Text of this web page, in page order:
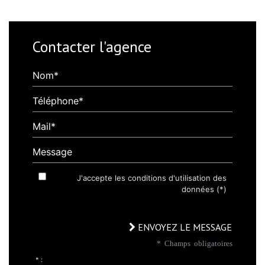
Contacter l'agence
Nom*
Téléphone*
Mail*
Message
J'accepte les conditions d'utilisation des
données (*)
ENVOYEZ LE MESSAGE
* Champs obligatoires
* :